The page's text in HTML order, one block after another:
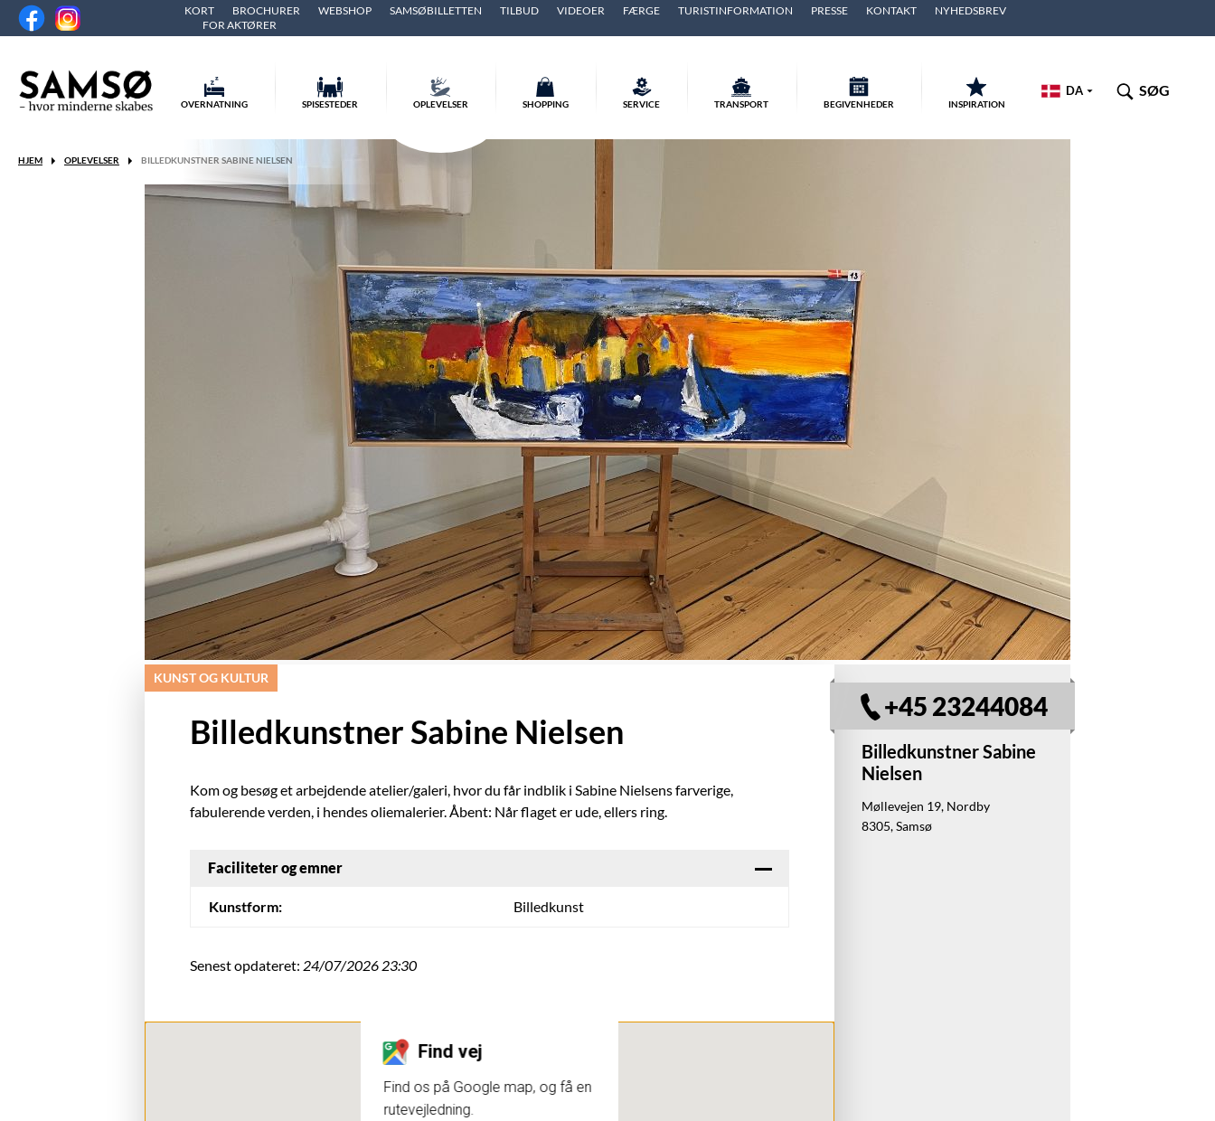
KORT BROCHURER WEBSHOP SAMSØBILLETTEN TILBUD VIDEOER FÆRGE TURISTINFORMATION PRESSE KONTAKT
NYHEDSBREV
FOR AKTØRER
DA SØG
OVERNATNING SPISESTEDER OPLEVELSER SHOPPING SERVICE TRANSPORT BEGIVENHEDER INSPIRATION
HJEM OPLEVELSER BILLEDKUNSTNER SABINE NIELSEN
+45 23244084
KUNST OG KULTUR
Billedkunstner Sabine Nielsen
Kom og besøg et arbejdende atelier/galeri, hvor du får indblik i Sabine Nielsens farverige,
fabulerende verden, i hendes oliemalerier. Åbent: Når flaget er ude, ellers ring.
Faciliteter og emner
Kunstform: Billedkunst
Senest opdateret: 24/07/2026 23:30
Find vej
Find os på Google map, og få en
rutevejledning.
Billedkunstner Sabine
Nielsen
Møllevejen 19, Nordby
8305, Samsø